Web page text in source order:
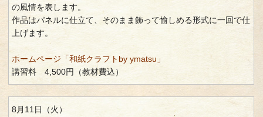
の風情を表します。
作品はパネルに仕立て、そのまま飾って愉しめる形式に一回で仕
上げます。
ホームページ「和紙クラフトby ymatsu」
講習料 4,500円（教材費込）
8月11日（火）